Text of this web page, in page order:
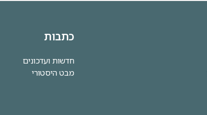
כתבות
חדשות ועדכונים
מבט היסטורי